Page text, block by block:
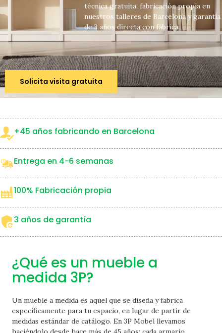
técnica gratuita, fabricación propia en
nuestros talleres de Barcelona y garantía
de 3 años directa con fábrica.
Solicita visita gratuita
+45 años fabricando en Barcelona
Entrega en 4-6 semanas
100% Fabricación propia
3 años de garantía
¿Qué es un mueble a
medida 3P?
Un mueble a medida es aquel que se diseña y fabrica
específicamente para tu espacio, en lugar de partir de
medidas estándar de catálogo. En 3P Mobel llevamos